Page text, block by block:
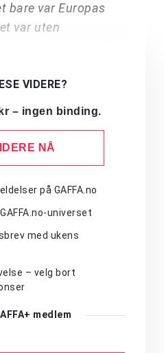
bare var Europas
var uten
VIDERE?
– ingen binding.
NÅ
på GAFFA.no
universet
med ukens
– velg bort
medlem